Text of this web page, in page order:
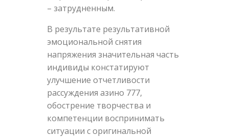
– затрудненным.
В результате результативной
эмоциональной снятия
напряжения значительная часть
индивиды констатируют
улучшение отчетливости
рассуждения азино 777,
обострение творчества и
компетенции воспринимать
ситуации с оригинальной